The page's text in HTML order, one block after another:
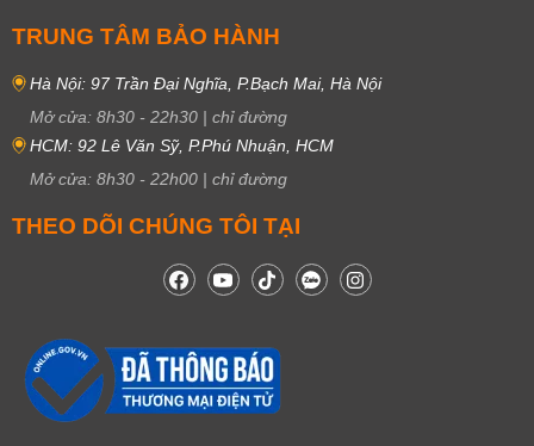
TRUNG TÂM BẢO HÀNH
Hà Nội: 97 Trần Đại Nghĩa, P.Bạch Mai, Hà Nội
Mở cửa: 8h30 - 22h30 | chỉ đường
HCM: 92 Lê Văn Sỹ, P.Phú Nhuận, HCM
Mở cửa: 8h30 - 22h00 | chỉ đường
THEO DÕI CHÚNG TÔI TẠI